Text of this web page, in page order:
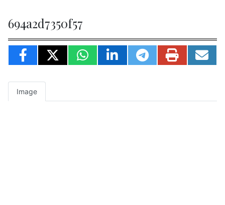
694a2d7350f57
Image